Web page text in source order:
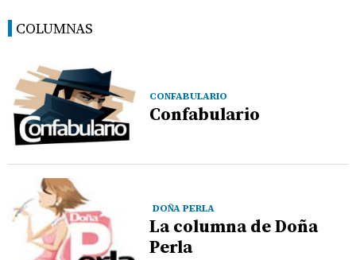
COLUMNAS
CONFABULARIO
Confabulario
DOÑA PERLA
La columna de Doña
Perla